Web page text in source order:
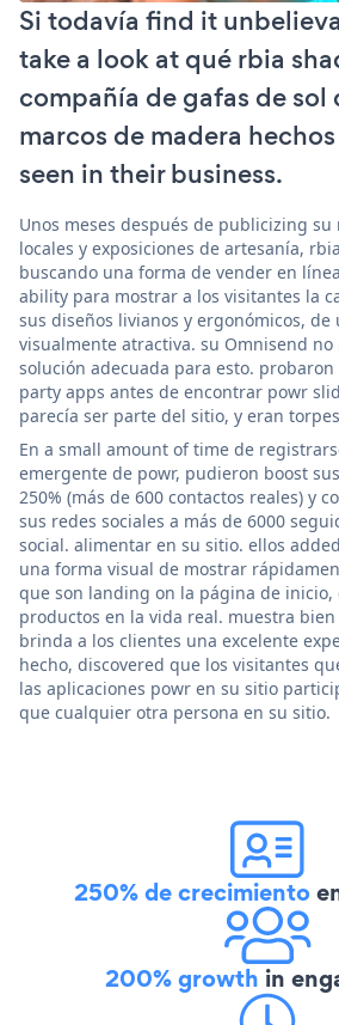
Si todavía find it
take a look at qué rbia
compañía de gafas de sol
marcos de madera
seen in their business.
Unos meses después de publicizing su
locales y exposiciones de artesanía,
buscando una forma de vender en
ability para mostrar a los visitantes la
sus diseños livianos y ergonómicos, de
visualmente atractiva. su Omnisend
solución adecuada para esto.
party apps antes de encontrar powr
parecía ser parte del sitio, y eran
En a small amount of time de
emergente de powr, pudieron boost
250% (más de 600 contactos reales) y
sus redes sociales a más de 6000
social. alimentar en su sitio. ellos
una forma visual de mostrar
que son landing on la página de inicio,
productos en la vida real. muestra
brinda a los clientes una excelente
hecho, discovered que los visitantes
las aplicaciones powr en su sitio
que cualquier otra persona en su sitio.
250% de crecimiento
200% growth in